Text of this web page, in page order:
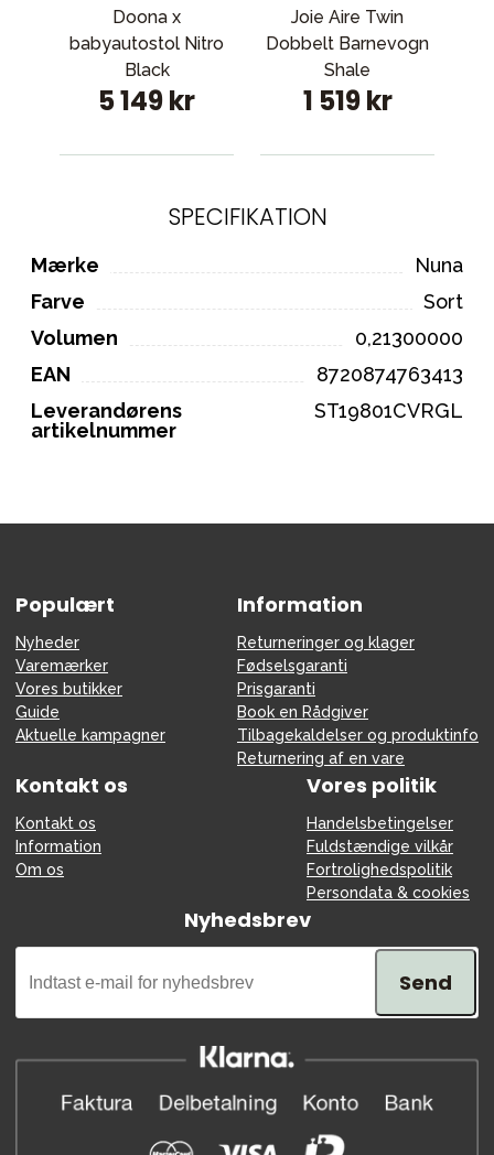
Doona x
babyautostol Nitro
Black
5 149 kr
Joie Aire Twin
Dobbelt Barnevogn
Shale
1 519 kr
SPECIFIKATION
Mærke
Nuna
Farve
Sort
Volumen
0,21300000
EAN
8720874763413
Leverandørens
artikelnummer
ST19801CVRGL
Populært
Nyheder
Varemærker
Vores butikker
Guide
Aktuelle kampagner
Information
Returneringer og klager
Fødselsgaranti
Prisgaranti
Book en Rådgiver
Tilbagekaldelser og produktinfo
Returnering af en vare
Kontakt os
Kontakt os
Information
Om os
Vores politik
Handelsbetingelser
Fuldstændige vilkår
Fortrolighedspolitik
Persondata & cookies
Nyhedsbrev
Send